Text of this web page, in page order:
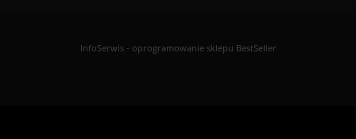
InfoSerwis- oprogramowanie sklepu BestSeller